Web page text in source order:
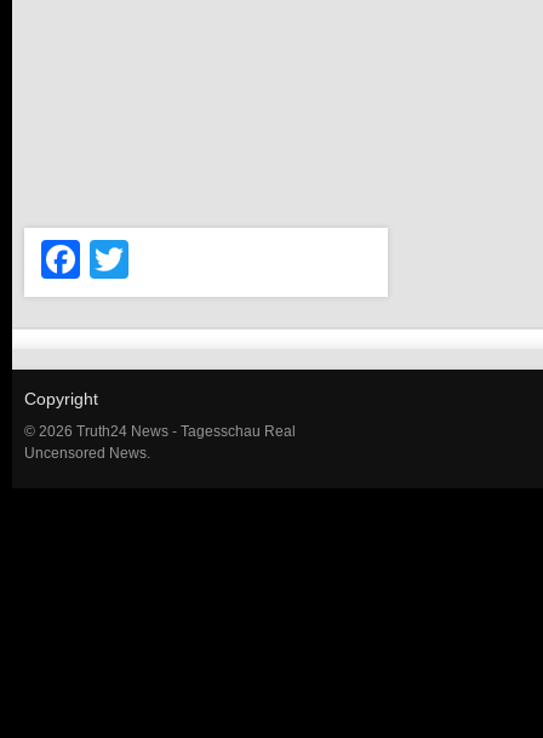
Facebook
Copyright
© 2026 Truth24 News - Tagesschau Real
Uncensored News.